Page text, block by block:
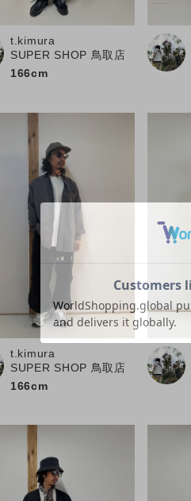
t.kimura
SUPER SHOP 鳥取店
166cm
t.kimura
SUPER SHOP 鳥取店
166cm